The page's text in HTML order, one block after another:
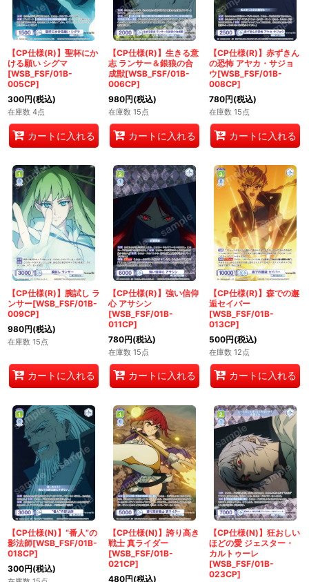
【CP仕様(R)】聖杯にか
ける願い シグマ
[WSB_FSF/01B-
005CP]
300円(税込)
在庫数 4点
カートに入れる
【CP仕様(R)】生きる意
志 ランサー＆銀狼の合
成獣[WSB_FSF/01B-
006CP]
980円(税込)
在庫数 15点
カートに入れる
【CP仕様(R)】赤ずきん
の恐怖 アヤカ・サジョ
ウ[WSB_FSF/01B-
008CP]
780円(税込)
在庫数 15点
カートに入れる
【CP仕様(R)】腕試し ラ
ンサー[WSB_FSF/01B-
009CP]
980円(税込)
在庫数 15点
カートに入れる
【CP仕様(R)】強い信仰
心 アサシン
[WSB_FSF/01B-
011CP]
780円(税込)
在庫数 15点
カートに入れる
【CP仕様(R)】森での邂
逅セイバー
[WSB_FSF/01B-
013CP]
500円(税込)
在庫数 12点
カートに入れる
【CP仕様(N)】“番人”の
影法師[WSB_FSF/01B-
018CP]
300円(税込)
【CP仕様(N)】誇り高き
戦士 真ライダー
[WSB_FSF/01B-
021CP]
480円(税込)
【CP仕様(N)】狂おしい
ほどの愛 ジェスター・
カルトゥーレ
[WSB_FSF/01B-
023CP]